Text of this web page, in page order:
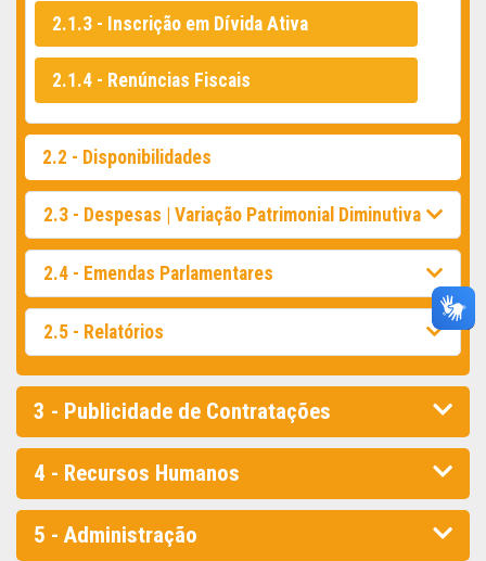
2.1.3 - Inscrição em Dívida Ativa
2.1.4 - Renúncias Fiscais
2.2 - Disponibilidades
2.3 - Despesas | Variação Patrimonial Diminutiva
2.4 - Emendas Parlamentares
2.5 - Relatórios
3 - Publicidade de Contratações
4 - Recursos Humanos
5 - Administração